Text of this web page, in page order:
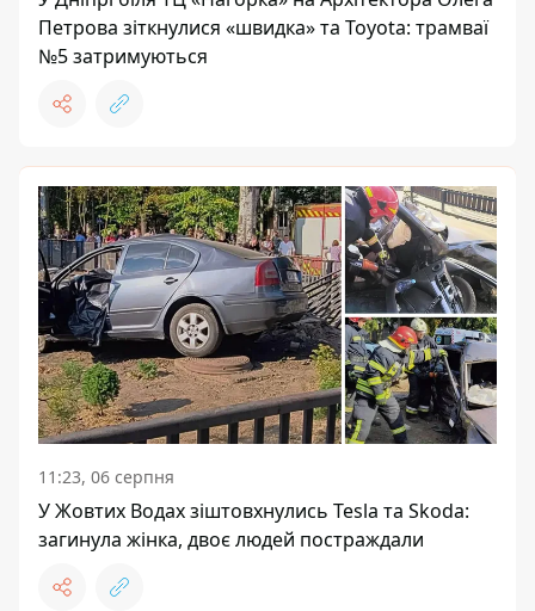
Петрова зіткнулися «швидка» та Toyota: трамваї
№5 затримуються
11:23, 06 серпня
У Жовтих Водах зіштовхнулись Tesla та Skoda:
загинула жінка, двоє людей постраждали